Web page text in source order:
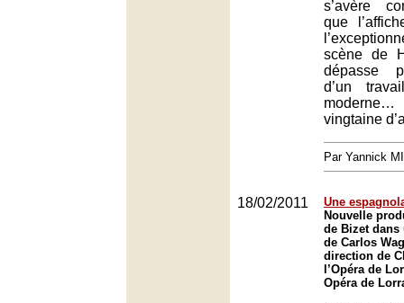
s’avère
que
scène de
dépasse
d’un
vingtaine
Par Yannick
18/02/2011
Une
Nouvelle
de Bizet dans
de Carlos
direction de
l’Opéra de
Opéra de